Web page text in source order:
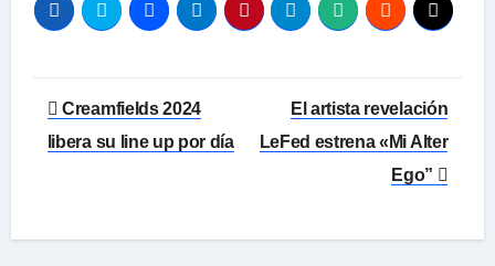
Navegación
de
Creamfields 2024
libera su line up por día
El artista revelación
LeFed estrena «Mi Alter
Ego”